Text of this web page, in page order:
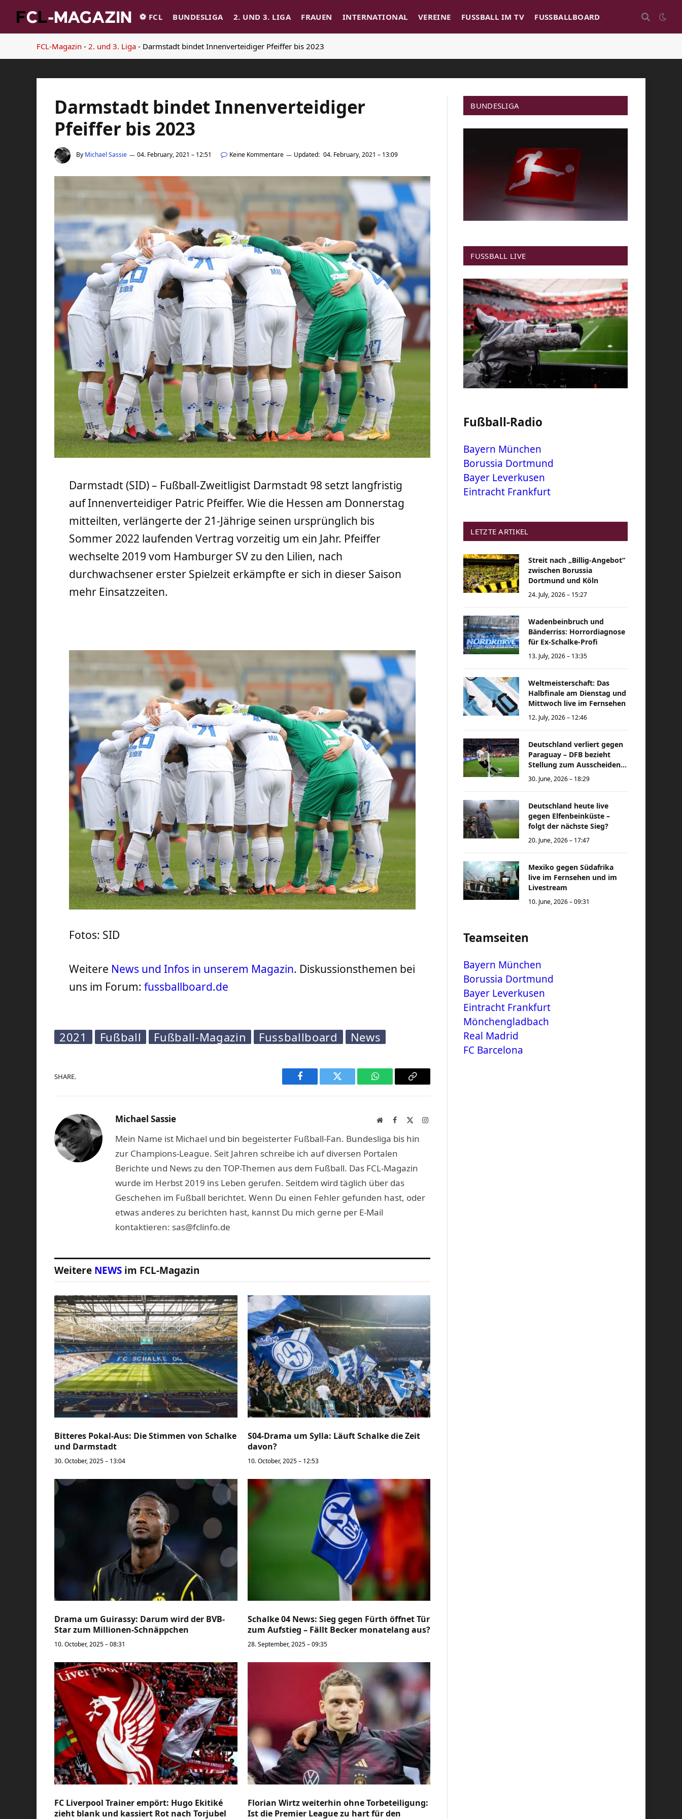
⚽️ FCL BUNDESLIGA 2. UND 3. LIGA FRAUEN INTERNATIONAL VEREINE FUSSBALL IM TV FUSSBALLBOARD
FCL-Magazin - 2. und 3. Liga - Darmstadt bindet Innenverteidiger Pfeiffer bis 2023
Darmstadt bindet Innenverteidiger
Pfeiffer bis 2023
By Michael Sassie 04. February, 2021 – 12:51 Keine Kommentare Updated: 04. February, 2021 – 13:09
Darmstadt (SID) – Fußball-Zweitligist Darmstadt 98 setzt langfristig
auf Innenverteidiger Patric Pfeiffer. Wie die Hessen am Donnerstag
mitteilten, verlängerte der 21-Jährige seinen ursprünglich bis
Sommer 2022 laufenden Vertrag vorzeitig um ein Jahr. Pfeiffer
wechselte 2019 vom Hamburger SV zu den Lilien, nach
durchwachsener erster Spielzeit erkämpfte er sich in dieser Saison
mehr Einsatzzeiten.
Fotos: SID
Weitere News und Infos in unserem Magazin. Diskussionsthemen bei
uns im Forum:fussballboard.de
2021 Fußball Fußball-Magazin Fussballboard News
SHARE.
Facebook Twitter WhatsAppCopy
Michael Sassie WebsiteFacebook Instagram
Mein Name ist Michael und bin begeisterter Fußball-Fan. Bundesliga bis hin
zur Champions-League. Seit Jahren schreibe ich auf diversen Portalen
Berichte und News zu den TOP-Themen aus dem Fußball. Das FCL-Magazin
wurde im Herbst 2019 ins Leben gerufen. Seitdem wird täglich über das
Geschehen im Fußball berichtet. Wenn Du einen Fehler gefunden hast, oder
etwas anderes zu berichten hast, kannst Du mich gerne per E-Mail
kontaktieren: sas@fclinfo.de
Weitere NEWS im FCL-Magazin
Bitteres Pokal-Aus: Die Stimmen von Schalke
und Darmstadt
30. October, 2025 – 13:04
S04-Drama um Sylla: Läuft Schalke die Zeit
davon?
10. October, 2025 – 12:53
Drama um Guirassy: Darum wird der BVB-
Star zum Millionen-Schnäppchen
10. October, 2025 – 08:31
Schalke 04 News: Sieg gegen Fürth öffnet Tür
zum Aufstieg – Fällt Becker monatelang aus?
28. September, 2025 – 09:35
FC Liverpool Trainer empört: Hugo Ekitiké
zieht blank und kassiert Rot nach Torjubel
Florian Wirtz weiterhin ohne Torbeteiligung:
Ist die Premier League zu hart für den
BUNDESLIGA
FUSSBALL LIVE
Fußball-Radio
Bayern München
Borussia Dortmund
Bayer Leverkusen
Eintracht Frankfurt
LETZTE ARTIKEL
Streit nach „Billig-Angebot“
zwischen Borussia
Dortmund und Köln
24. July, 2026 – 15:27
Wadenbeinbruch und
Bänderriss: Horrordiagnose
für Ex-Schalke-Profi
13. July, 2026 – 13:35
Weltmeisterschaft: Das
Halbfinale am Dienstag und
Mittwoch live im Fernsehen
12. July, 2026 – 12:46
Deutschland verliert gegen
Paraguay – DFB bezieht
Stellung zum Ausscheiden
bei der Weltmeisterschaft
30. June, 2026 – 18:29
Deutschland heute live
gegen Elfenbeinküste –
folgt der nächste Sieg?
20. June, 2026 – 17:47
Mexiko gegen Südafrika
live im Fernsehen und im
Livestream
10. June, 2026 – 09:31
Teamseiten
Bayern München
Borussia Dortmund
Bayer Leverkusen
Eintracht Frankfurt
Mönchengladbach
Real Madrid
FC Barcelona